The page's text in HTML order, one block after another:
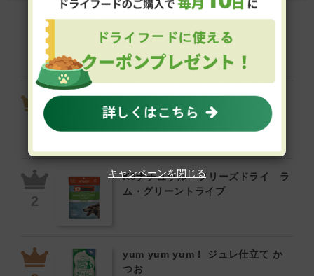
フードの高評価商品ランキング
ビオリオーブ えらべるピュア 5
個セット（旧ヘルマン）
K9ナチュラル フリーズドライ ラ
ム・グリーントライプ
yum yum yum！ ジュレ仕立て か
つお
キャンペーンを閉じる